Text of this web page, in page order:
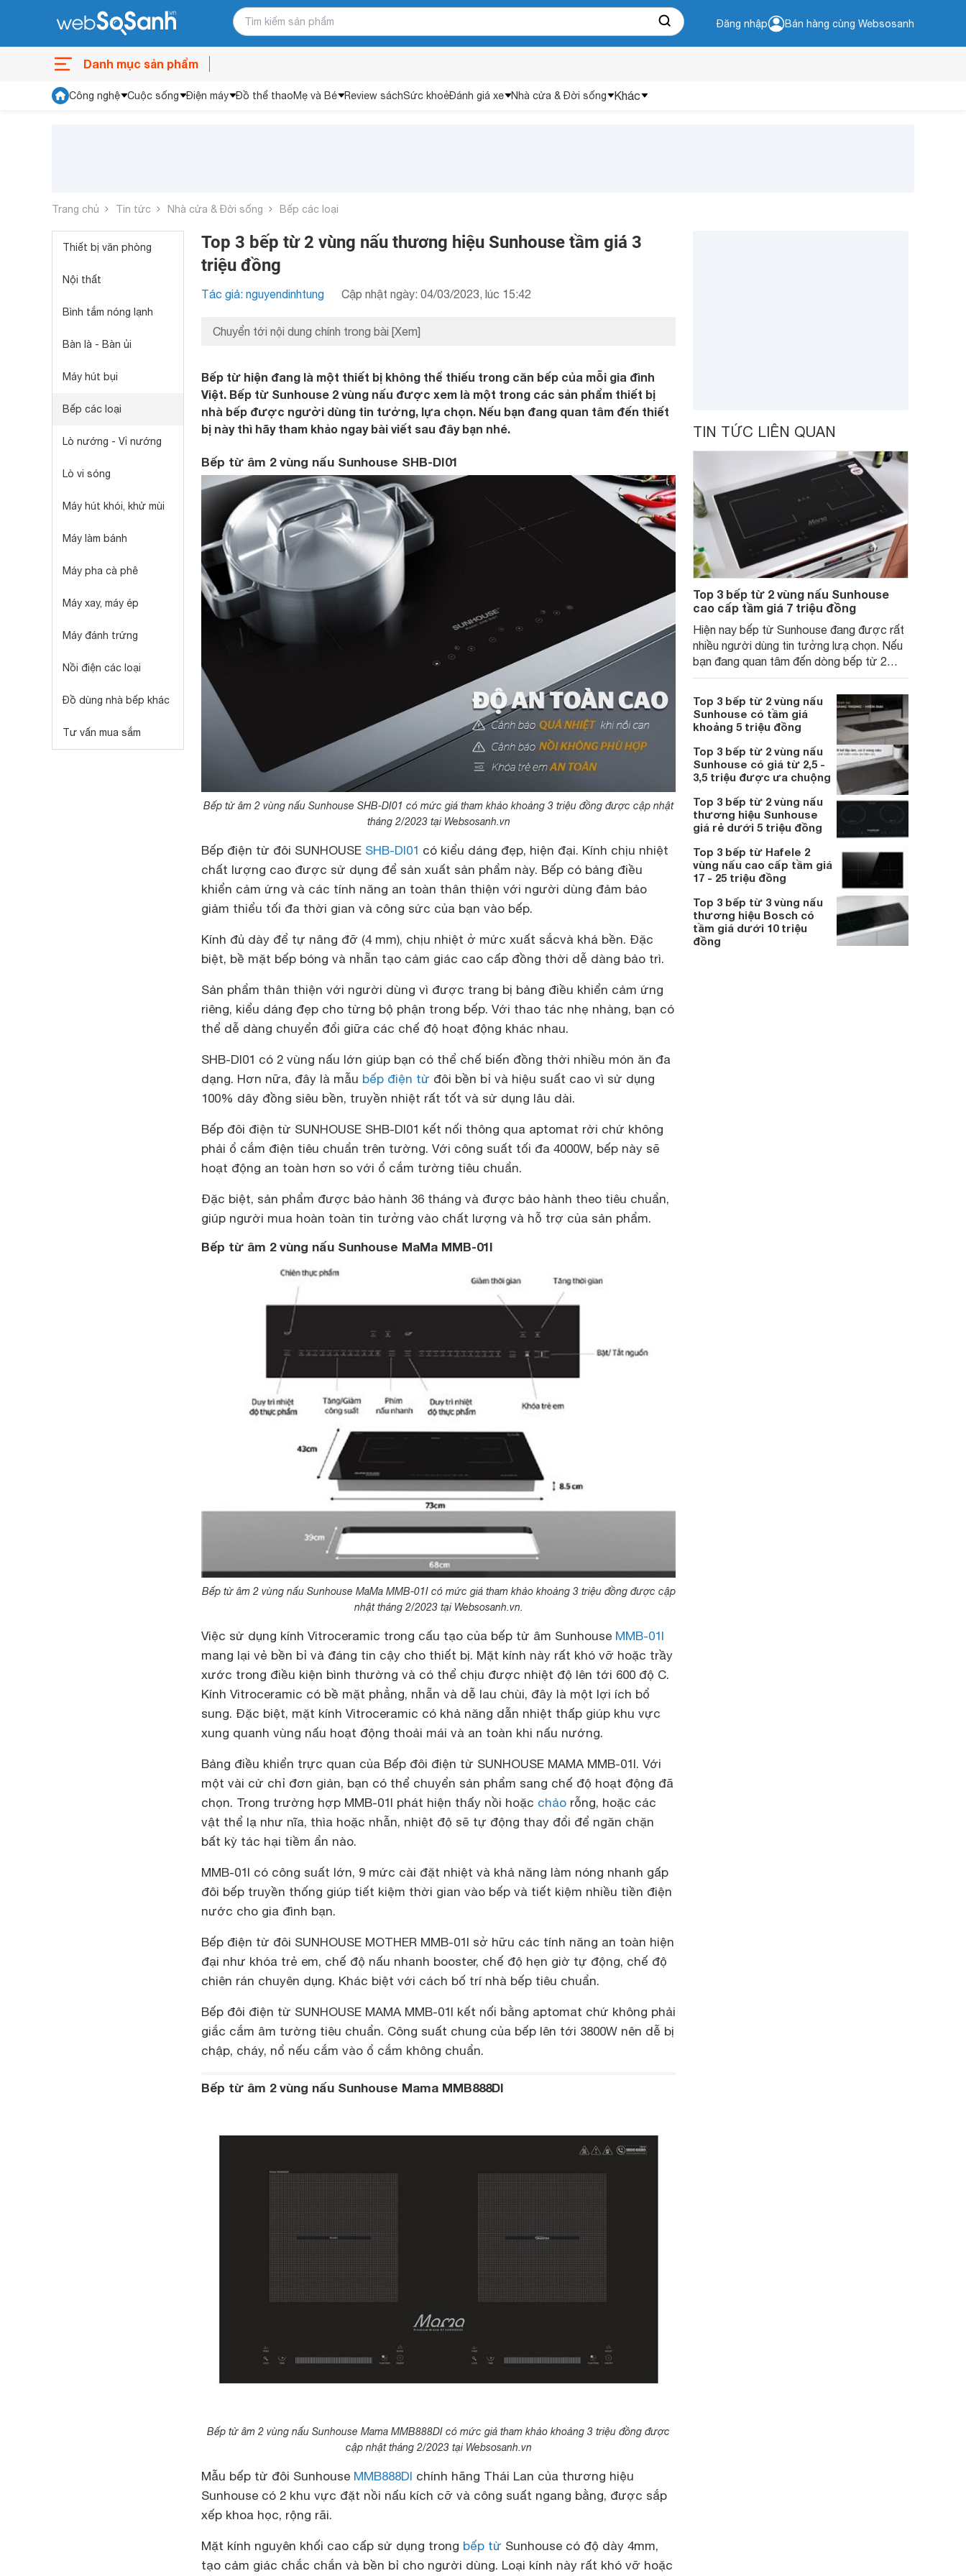
Đăng nhập Bán hàng cùng Websosanh
Danh mục sản phẩm
Công nghệ Cuộc sống Điện máy Đồ thể thaoMẹ và Bé Review sáchSức khoẻĐánh giá xe Nhà cửa & Đời sống Khác
Trang chủ Tin tức Nhà cửa & Đời sống Bếp các loại
Thiết bị văn phòng
Nội thất
Bình tắm nóng lạnh
Bàn là - Bàn ủi
Máy hút bụi
Bếp các loại
Lò nướng - Vỉ nướng
Lò vi sóng
Máy hút khói, khử mùi
Máy làm bánh
Máy pha cà phê
Máy xay, máy ép
Máy đánh trứng
Nồi điện các loại
Đồ dùng nhà bếp khác
Tư vấn mua sắm
Top 3 bếp từ 2 vùng nấu thương hiệu Sunhouse tầm giá 3
triệu đồng
Tác giả: nguyendinhtung Cập nhật ngày: 04/03/2023, lúc 15:42
Chuyển tới nội dung chính trong bài [Xem]
Bếp từ hiện đang là một thiết bị không thể thiếu trong căn bếp của mỗi gia đình
Việt. Bếp từ Sunhouse 2 vùng nấu được xem là một trong các sản phẩm thiết bị
nhà bếp được người dùng tin tưởng, lựa chọn. Nếu bạn đang quan tâm đến thiết
bị này thì hãy tham khảo ngay bài viết sau đây bạn nhé.
Bếp từ âm 2 vùng nấu Sunhouse SHB-DI01
Bếp từ âm 2 vùng nấu Sunhouse SHB-DI01 có mức giá tham khảo khoảng 3 triệu đồng được cập nhật
tháng 2/2023 tại Websosanh.vn
Bếp điện từ đôi SUNHOUSE SHB-DI01 có kiểu dáng đẹp, hiện đại. Kính chịu nhiệt
chất lượng cao được sử dụng để sản xuất sản phẩm này. Bếp có bảng điều
khiển cảm ứng và các tính năng an toàn thân thiện với người dùng đảm bảo
giảm thiểu tối đa thời gian và công sức của bạn vào bếp.
Kính đủ dày để tự nâng đỡ (4 mm), chịu nhiệt ở mức xuất sắcvà khá bền. Đặc
biệt, bề mặt bếp bóng và nhẵn tạo cảm giác cao cấp đồng thời dễ dàng bảo trì.
Sản phẩm thân thiện với người dùng vì được trang bị bảng điều khiển cảm ứng
riêng, kiểu dáng đẹp cho từng bộ phận trong bếp. Với thao tác nhẹ nhàng, bạn có
thể dễ dàng chuyển đổi giữa các chế độ hoạt động khác nhau.
SHB-DI01 có 2 vùng nấu lớn giúp bạn có thể chế biến đồng thời nhiều món ăn đa
dạng. Hơn nữa, đây là mẫu bếp điện từ đôi bền bỉ và hiệu suất cao vì sử dụng
100% dây đồng siêu bền, truyền nhiệt rất tốt và sử dụng lâu dài.
Bếp đôi điện từ SUNHOUSE SHB-DI01 kết nối thông qua aptomat rời chứ không
phải ổ cắm điện tiêu chuẩn trên tường. Với công suất tối đa 4000W, bếp này sẽ
hoạt động an toàn hơn so với ổ cắm tường tiêu chuẩn.
Đặc biệt, sản phẩm được bảo hành 36 tháng và được bảo hành theo tiêu chuẩn,
giúp người mua hoàn toàn tin tưởng vào chất lượng và hỗ trợ của sản phẩm.
Bếp từ âm 2 vùng nấu Sunhouse MaMa MMB-01I
Bếp từ âm 2 vùng nấu Sunhouse MaMa MMB-01I có mức giá tham khảo khoảng 3 triệu đồng được cập
nhật tháng 2/2023 tại Websosanh.vn.
Việc sử dụng kính Vitroceramic trong cấu tạo của bếp từ âm Sunhouse MMB-01I
mang lại vẻ bền bỉ và đáng tin cậy cho thiết bị. Mặt kính này rất khó vỡ hoặc trầy
xước trong điều kiện bình thường và có thể chịu được nhiệt độ lên tới 600 độ C.
Kính Vitroceramic có bề mặt phẳng, nhẵn và dễ lau chùi, đây là một lợi ích bổ
sung. Đặc biệt, mặt kính Vitroceramic có khả năng dẫn nhiệt thấp giúp khu vực
xung quanh vùng nấu hoạt động thoải mái và an toàn khi nấu nướng.
Bảng điều khiển trực quan của Bếp đôi điện từ SUNHOUSE MAMA MMB-01I. Với
một vài cử chỉ đơn giản, bạn có thể chuyển sản phẩm sang chế độ hoạt động đã
chọn. Trong trường hợp MMB-01I phát hiện thấy nồi hoặc chảo rỗng, hoặc các
vật thể lạ như nĩa, thìa hoặc nhẫn, nhiệt độ sẽ tự động thay đổi để ngăn chặn
bất kỳ tác hại tiềm ẩn nào.
MMB-01I có công suất lớn, 9 mức cài đặt nhiệt và khả năng làm nóng nhanh gấp
đôi bếp truyền thống giúp tiết kiệm thời gian vào bếp và tiết kiệm nhiều tiền điện
nước cho gia đình bạn.
Bếp điện từ đôi SUNHOUSE MOTHER MMB-01I sở hữu các tính năng an toàn hiện
đại như khóa trẻ em, chế độ nấu nhanh booster, chế độ hẹn giờ tự động, chế độ
chiên rán chuyên dụng. Khác biệt với cách bố trí nhà bếp tiêu chuẩn.
Bếp đôi điện từ SUNHOUSE MAMA MMB-01I kết nối bằng aptomat chứ không phải
giắc cắm âm tường tiêu chuẩn. Công suất chung của bếp lên tới 3800W nên dễ bị
chập, cháy, nổ nếu cắm vào ổ cắm không chuẩn.
Bếp từ âm 2 vùng nấu Sunhouse Mama MMB888DI
Bếp từ âm 2 vùng nấu Sunhouse Mama MMB888DI có mức giá tham khảo khoảng 3 triệu đồng được
cập nhật tháng 2/2023 tại Websosanh.vn
Mẫu bếp từ đôi Sunhouse MMB888DI chính hãng Thái Lan của thương hiệu
Sunhouse có 2 khu vực đặt nồi nấu kích cỡ và công suất ngang bằng, được sắp
xếp khoa học, rộng rãi.
Mặt kính nguyên khối cao cấp sử dụng trong bếp từ Sunhouse có độ dày 4mm,
tạo cảm giác chắc chắn và bền bỉ cho người dùng. Loại kính này rất khó vỡ hoặc
TIN TỨC LIÊN QUAN
Top 3 bếp từ 2 vùng nấu Sunhouse
cao cấp tầm giá 7 triệu đồng
Hiện nay bếp từ Sunhouse đang được rất
nhiều người dùng tin tưởng lưạ chọn. Nếu
bạn đang quan tâm đến dòng bếp từ 2
vùng nấu thì hãy cùng tìm hiểu về Top 3
chiếc bếp từ 2 vùng nấu mức giá 7 triệu
đồng đang thịnh hành trên thị trường để
tham khảo bạn nhé.
Top 3 bếp từ 2 vùng nấu
Sunhouse có tầm giá
khoảng 5 triệu đồng
Top 3 bếp từ 2 vùng nấu
Sunhouse có giá từ 2,5 -
3,5 triệu được ưa chuộng
Top 3 bếp từ 2 vùng nấu
thương hiệu Sunhouse
giá rẻ dưới 5 triệu đồng
Top 3 bếp từ Hafele 2
vùng nấu cao cấp tầm giá
17 - 25 triệu đồng
Top 3 bếp từ 3 vùng nấu
thương hiệu Bosch có
tầm giá dưới 10 triệu
đồng